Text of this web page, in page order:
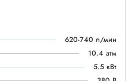
620-740 л/мин
10.4 атм
5.5 кВт